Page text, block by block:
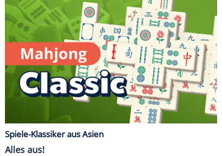
Spiele-Klassiker aus Asien
Alles aus!